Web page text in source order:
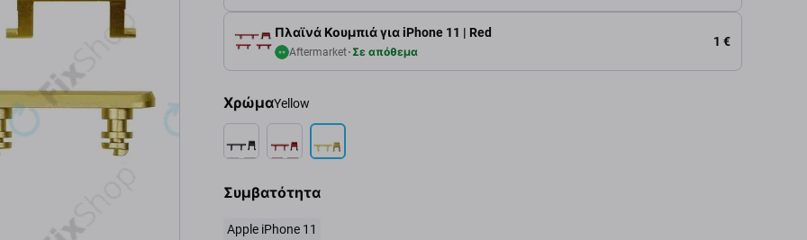
Πλαϊνά Κουμπιά για iPhone 11 | Red
Aftermarket Σε απόθεμα
1 €
ΧρώμαYellow
Συμβατότητα
Apple iPhone 11